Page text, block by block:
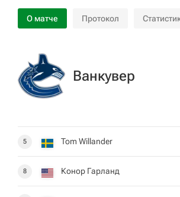
О матче Протокол
Ванкувер
5 Tom Willander
8 Конор Гарланд